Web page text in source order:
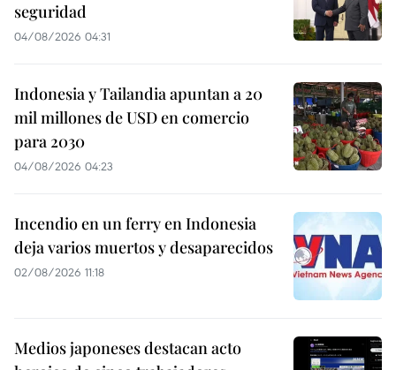
seguridad
04/08/2026 04:31
Indonesia y Tailandia apuntan a 20
mil millones de USD en comercio
para 2030
04/08/2026 04:23
Incendio en un ferry en Indonesia
deja varios muertos y desaparecidos
02/08/2026 11:18
Medios japoneses destacan acto